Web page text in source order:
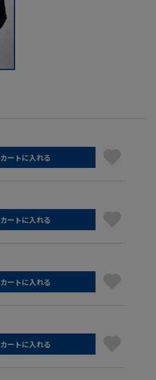
カートに入れる
カートに入れる
カートに入れる
カートに入れる